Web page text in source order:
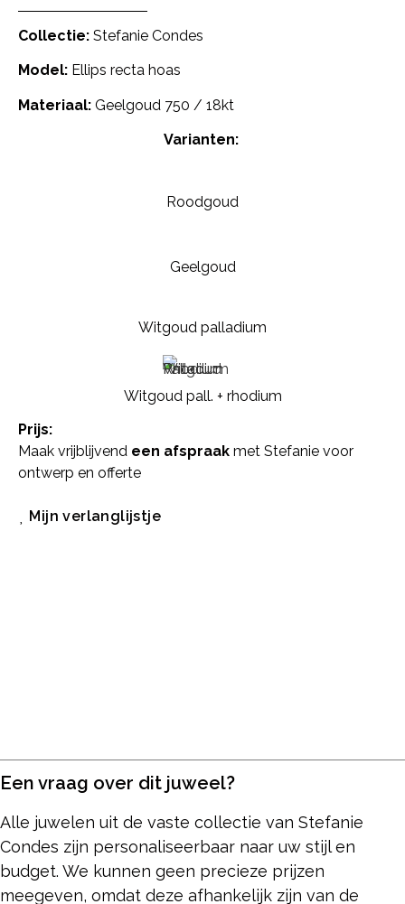
Collectie: Stefanie Condes
Model: Ellips recta hoas
Materiaal: Geelgoud 750 / 18kt
Varianten:
Roodgoud
Geelgoud
Witgoud palladium
Witgoud pall. + rhodium
Prijs:
Maak vrijblijvend een afspraak met Stefanie voor
ontwerp en offerte
Mijn verlanglijstje
Een vraag over dit juweel?
Alle juwelen uit de vaste collectie van Stefanie
Condes zijn personaliseerbaar naar uw stijl en
budget. We kunnen geen precieze prijzen
meegeven, omdat deze afhankelijk zijn van de